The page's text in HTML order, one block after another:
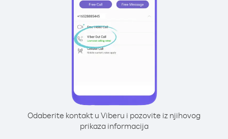
Odaberite kontakt u Viberu i pozovite iz njihovog
prikaza informacija